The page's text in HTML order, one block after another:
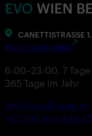
EVO WIEN
CANETTISTRASSE 1,
ROUTE ANZEIGEN
6:00–23:00, 7
365 Tage im Jahr
info@evofitness.at
+43 676 844 644